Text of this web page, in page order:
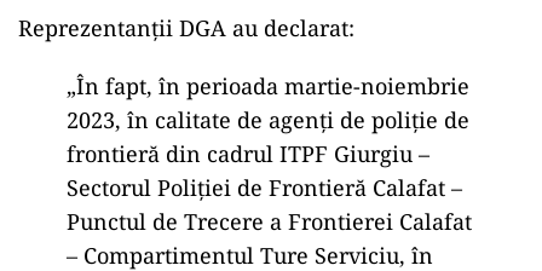
Reprezentanții DGA au declarat:
„În fapt, în perioada martie-noiembrie
2023, în calitate de agenţi de poliţie de
frontieră din cadrul ITPF Giurgiu –
Sectorul Poliţiei de Frontieră Calafat –
Punctul de Trecere a Frontierei Calafat
– Compartimentul Ture Serviciu, în